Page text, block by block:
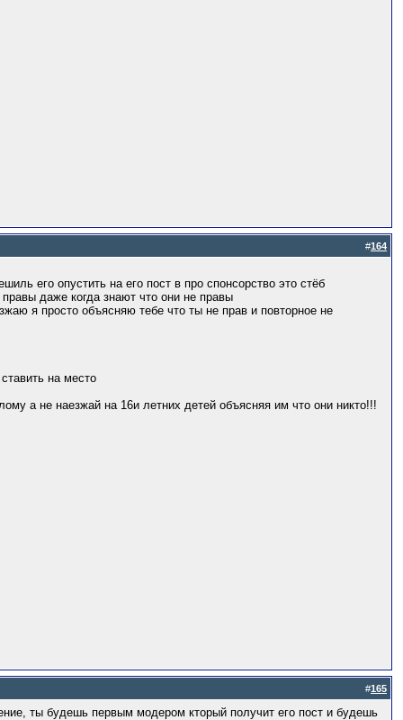
#164
его опустить на его пост в про спонсорство это стёб
даже когда знают что они не правы
я просто объясняю тебе что ты не прав и повторное не
на место
а не наезжай на 16и летних детей объясняя им что они никто!!!
#165
ты будешь первым модером кторый получит его пост и будешь